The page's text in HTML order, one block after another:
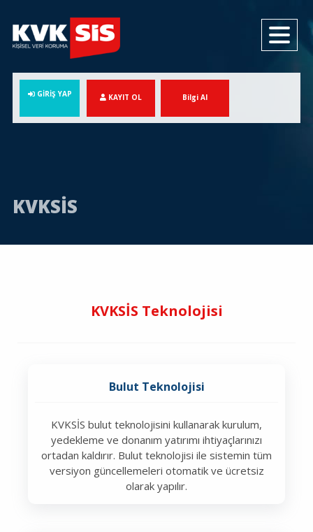
GİRİŞ YAP KAYIT OL Bilgi Al
KVKSİS
KVKSİS Teknolojisi
Bulut Teknolojisi
KVKSİS bulut teknolojisini kullanarak kurulum,
yedekleme ve donanım yatırımı ihtiyaçlarınızı
ortadan kaldırır. Bulut teknolojisi ile sistemin tüm
versiyon güncellemeleri otomatik ve ücretsiz
olarak yapılır.